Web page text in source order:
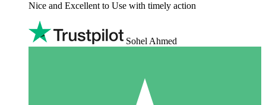
Nice and Excellent to Use with timely action
Sohel Ahmed